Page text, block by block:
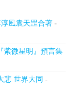
風袁天罡合著 -
紫微星明』預言集
悲 世界大同 -